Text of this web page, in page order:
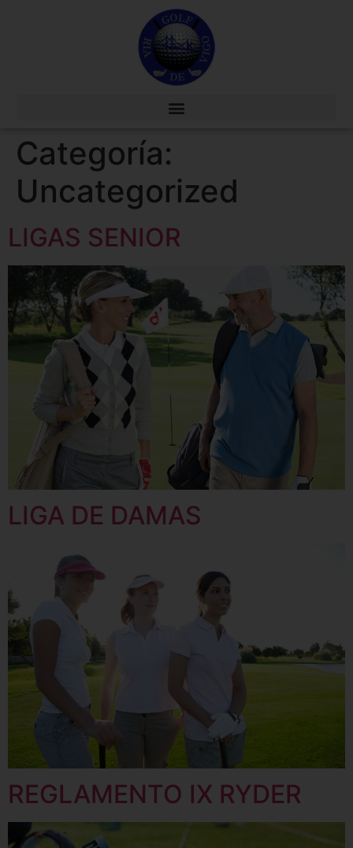
Categoría:
Uncategorized
LIGAS SENIOR
LIGA DE DAMAS
REGLAMENTO IX RYDER